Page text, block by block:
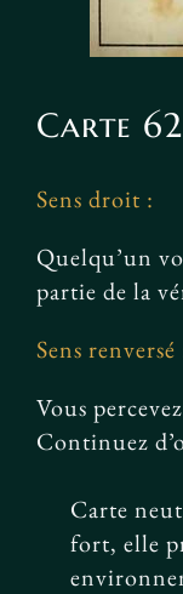
Carte 62
Sens droit :
Quelqu’un
partie de la
Sens renversé
Vous
Continuez
Carte
fort, elle